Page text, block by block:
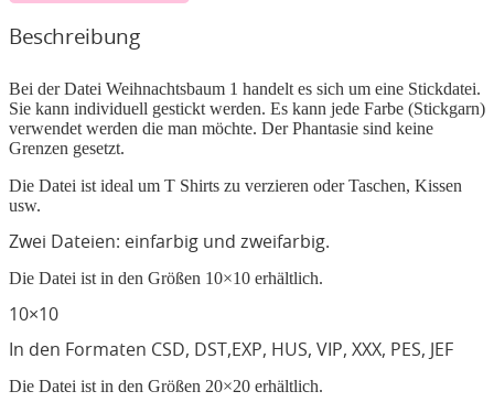
Beschreibung
Bei der Datei Weihnachtsbaum 1 handelt es sich um eine Stickdatei.
Sie kann individuell gestickt werden. Es kann jede Farbe (Stickgarn)
verwendet werden die man möchte. Der Phantasie sind keine
Grenzen gesetzt.
Die Datei ist ideal um T Shirts zu verzieren oder Taschen, Kissen
usw.
Zwei Dateien: einfarbig und zweifarbig.
Die Datei ist in den Größen 10×10 erhältlich.
10×10
In den Formaten CSD, DST,EXP, HUS, VIP, XXX, PES, JEF
Die Datei ist in den Größen 20×20 erhältlich.